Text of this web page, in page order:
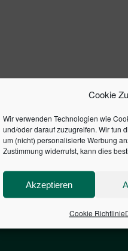
Cookie
Wir verwenden Technologien wie
und/oder darauf zuzugreifen. Wir tun
um (nicht) personalisierte Werbung
Zustimmung widerrufst, kann dies
Akzeptieren
Cookie Richtlinie